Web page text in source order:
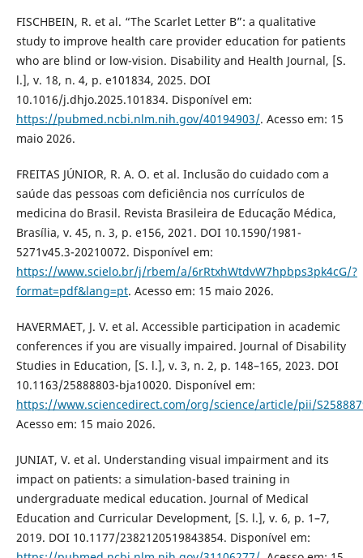
FISCHBEIN, R. et al. “The Scarlet Letter B”: a qualitative
study to improve health care provider education for patients
who are blind or low-vision. Disability and Health Journal, [S.
l.], v. 18, n. 4, p. e101834, 2025. DOI
10.1016/j.dhjo.2025.101834. Disponível em:
https://pubmed.ncbi.nlm.nih.gov/40194903/. Acesso em: 15
maio 2026.
FREITAS JÚNIOR, R. A. O. et al. Inclusão do cuidado com a
saúde das pessoas com deficiência nos currículos de
medicina do Brasil. Revista Brasileira de Educação Médica,
Brasília, v. 45, n. 3, p. e156, 2021. DOI 10.1590/1981-
5271v45.3-20210072. Disponível em:
https://www.scielo.br/j/rbem/a/6rRtxhWtdvW7hpbps3pk4cG/?
format=pdf&lang=pt. Acesso em: 15 maio 2026.
HAVERMAET, J. V. et al. Accessible participation in academic
conferences if you are visually impaired. Journal of Disability
Studies in Education, [S. l.], v. 3, n. 2, p. 148–165, 2023. DOI
10.1163/25888803-bja10020. Disponível em:
https://www.sciencedirect.com/org/science/article/pii/
Acesso em: 15 maio 2026.
JUNIAT, V. et al. Understanding visual impairment and its
impact on patients: a simulation-based training in
undergraduate medical education. Journal of Medical
Education and Curricular Development, [S. l.], v. 6, p. 1–7,
2019. DOI 10.1177/2382120519843854. Disponível em: